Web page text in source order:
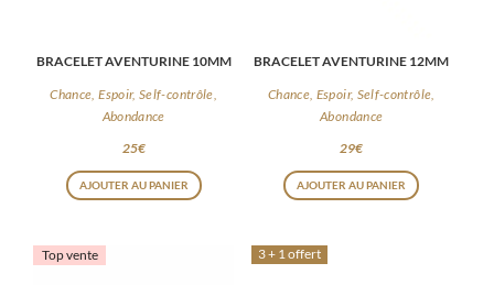
BRACELET AVENTURINE 10MM
Chance, Espoir, Self-contrôle,
Abondance
25€
AJOUTER AU PANIER
BRACELET AVENTURINE 12MM
Chance, Espoir, Self-contrôle,
Abondance
29€
AJOUTER AU PANIER
Top vente 3 + 1 offert